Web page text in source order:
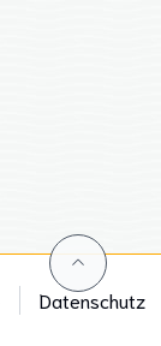
Datenschutz